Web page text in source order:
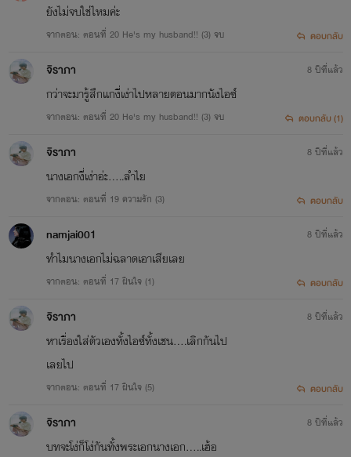
ยังไม่จบใช่ไหมค่ะ
จากตอน: ตอนที่ 20 He's my husband!! (3) จบ ตอบกลับ
จิราภา
กว่าจะมารู้สึกแกงี่เง่าไปหลายตอนมากนังไอซ์
จากตอน: ตอนที่ 20 He's my husband!! (3) จบ
8 ปีที่แล้ว
ตอบกลับ (1)
จิราภา
นางเอกงี่เง่าอ่ะ.....ลำไย
จากตอน: ตอนที่ 19 ความรัก (3)
8 ปีที่แล้ว
ตอบกลับ
namjai001
ทำไมนางเอกไม่ฉลาดเอาเสียเลย
จากตอน: ตอนที่ 17 ฝืนใจ (1)
8 ปีที่แล้ว
ตอบกลับ
จิราภา
หาเรื่องใส่ตัวเองทั้งไอซ์ทั้งเชน....เลิกกันไป
เลยไป
จากตอน: ตอนที่ 17 ฝืนใจ (5)
8 ปีที่แล้ว
ตอบกลับ
จิราภา
บทจะโง่ก็โง่กันทั้งพระเอกนางเอก.....เฮ้อ
8 ปีที่แล้ว